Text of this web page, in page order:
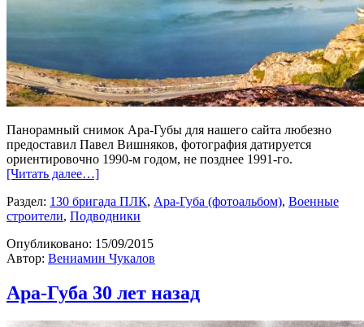
Панорамный снимок Ара-Губы для нашего сайта любезно
предоставил Павел Вишняков, фотография датируется
ориентировочно 1990-м годом, не позднее 1991-го.
[Читать далее…]
Раздел: 130 бригада ПЛК, Ара-Губа (фотоальбом), Военные
строители, Подводники
Опубликовано: 15/09/2015
Автор: Вениамин Чукалов
Ара-Губа 30 лет назад